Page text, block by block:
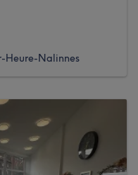
Heure-Nalinnes